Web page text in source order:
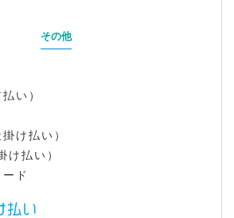
その他
い）
け払い）
け払い）
ド